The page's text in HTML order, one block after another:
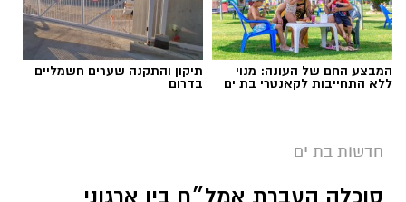
צילום: דוברות מד״א
המבצע החם של העונה: מנוי
ללא התחייבות לקאנטרי בת ים
תיקון והתקנה שערים חשמליים
בדרום
חדשות בת ים
סוכלה העברת אמל״ח בין ארגוני